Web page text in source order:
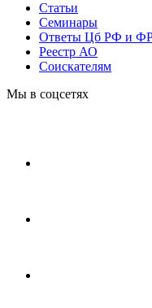
Статьи
Cеминары
Ответы Цб РФ и
Реестр АО
Соискателям
Мы в соцсетях